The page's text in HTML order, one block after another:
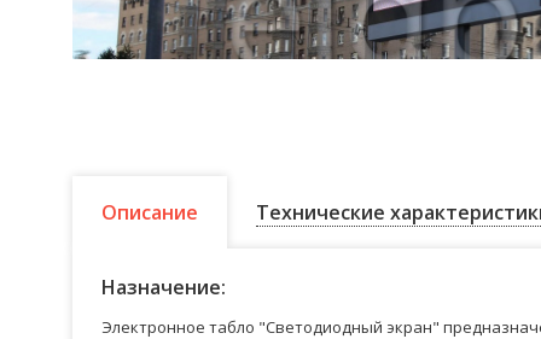
Описание Технические
Назначение:
Электронное табло "Светодиодный экран"